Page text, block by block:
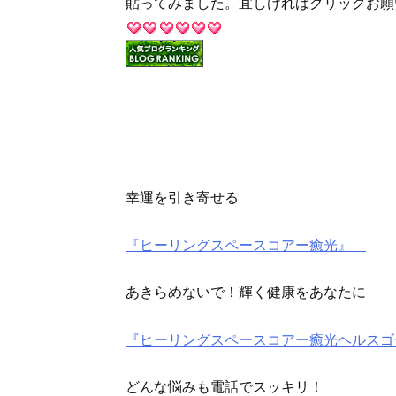
幸運を引き寄せる
『ヒーリングスペースコアー癒光』
あきらめないで！輝く健康をあなたに
『ヒーリングスペースコアー癒光ヘルス
どんな悩みも電話でスッキリ！